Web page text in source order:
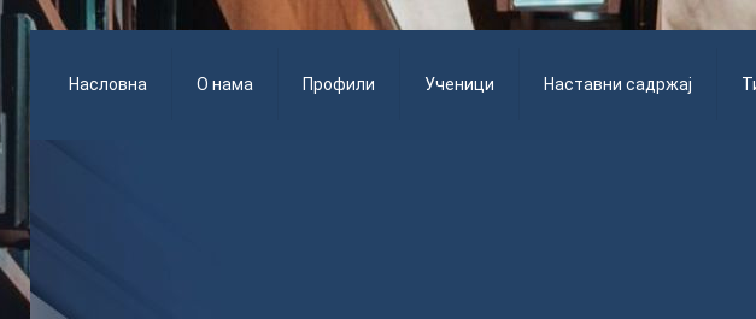
Насловна О нама Профили Ученици Наставни садржај